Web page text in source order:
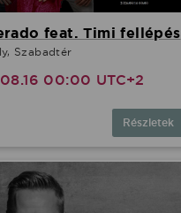
feat. Timi fellépés
Szabadtér
00:00 UTC+2
Részletek